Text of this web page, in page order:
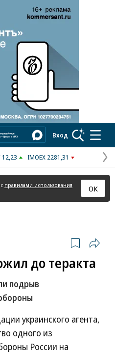
ad
Вход
12,23 IMOEX 2281,31
правилами использования
ОК
до теракта
подрыв
украинского агента,
одного из
России на